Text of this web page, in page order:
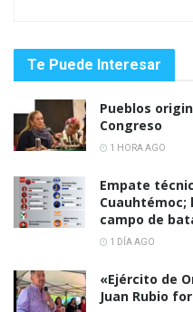
Te Puede Interesar
Pueblos
Congreso
1 HORA AGO
Empate
Cuauhtémoc;
campo de
1 DÍA AGO
«Ejército de
Juan Rubio